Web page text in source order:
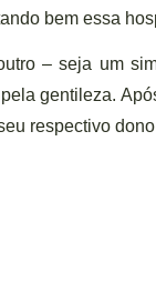
bem essa
– seja um
gentileza.
respectivo